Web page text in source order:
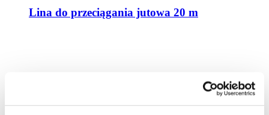
Lina do przeciągania jutowa 20 m